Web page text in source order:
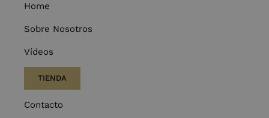
Home
Sobre Nosotros
Vídeos
TIENDA
Contacto